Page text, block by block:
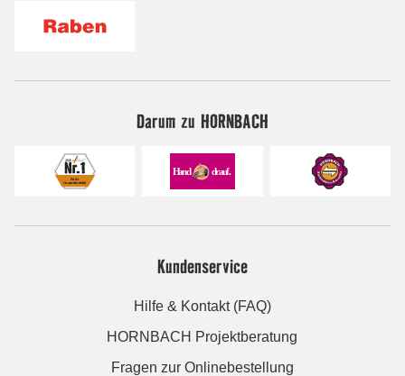
Darum zu HORNBACH
Kundenservice
Hilfe & Kontakt (FAQ)
HORNBACH Projektberatung
Fragen zur Onlinebestellung